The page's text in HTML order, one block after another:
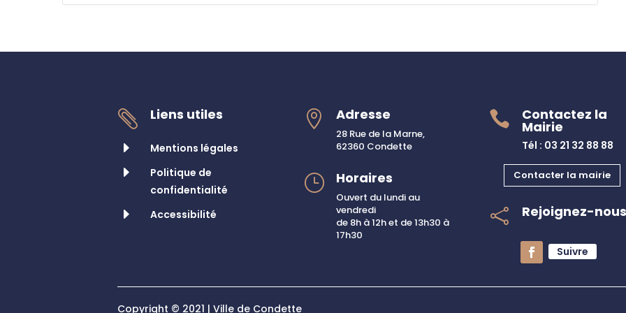

Liens utiles
E
Mentions légales
E
Politique de
confidentialité
E Accessibilité
 Adresse
28 Rue de la Marne,
62360 Condette
} Horaires
Ouvert du lundi au
vendredi
de 8h à 12h et de 13h30 à
17h30
 Contactez la
Mairie
Tél : 03 21 32 88 88
Contacter la mairie
 Rejoignez-nous
Suivre
Copyright © 2021 | Ville de Condette